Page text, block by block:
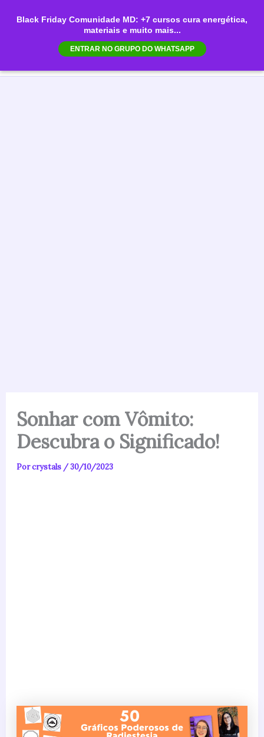
Black Friday Comunidade MD: +7 cursos cura energética,
materiais e muito mais...
ENTRAR NO GRUPO DO WHATSAPP
para
Sonhar com Vômito:
Descubra o Significado!
Porcrystals /30/10/2023